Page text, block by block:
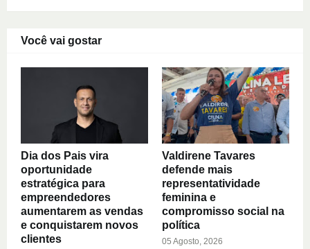
Você vai gostar
Dia dos Pais vira
oportunidade
estratégica para
empreendedores
aumentarem as vendas
e conquistarem novos
clientes
Valdirene Tavares
defende mais
representatividade
feminina e
compromisso social na
política
05 Agosto, 2026